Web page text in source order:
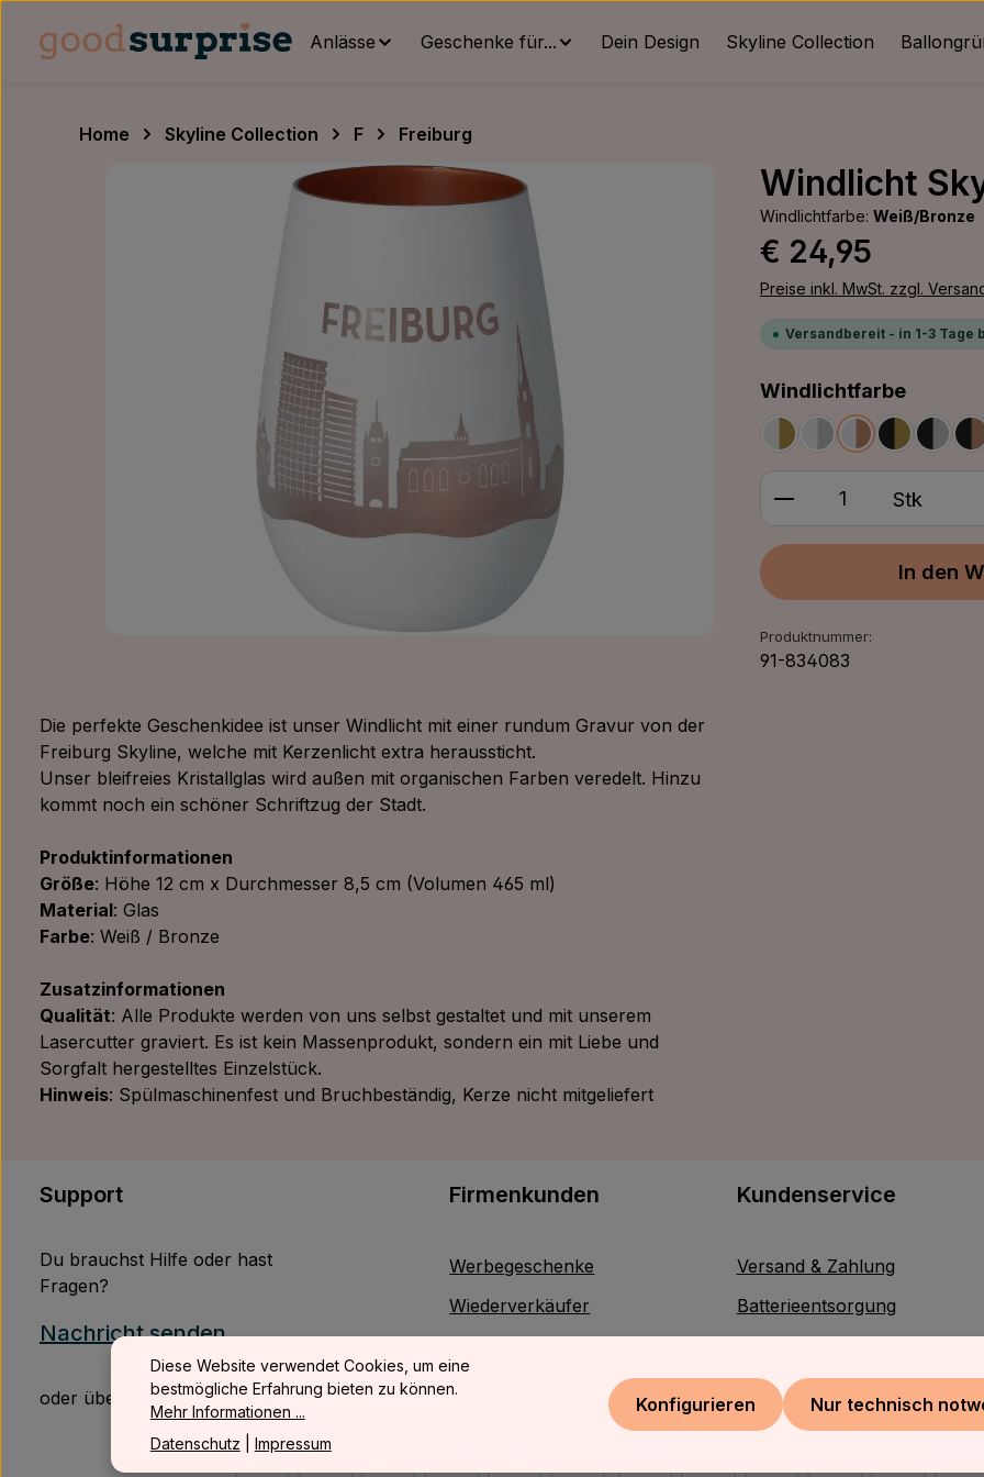
Hauptinhalt springen
Zur Hauptnavigation springen
Anlässe Geschenke für... Dein Design Skyline Collection
Home Skyline Collection F
Freiburg
Windlicht
Windlichtfarbe: Weiß/Bronze
Regulärer Preis:
€ 24,95
Preise inkl. MwSt. zzgl.
Versandbereit - in 1-3 Tage
Windlichtfarbe
Weiß/Gold
Weiß/Silber
Weiß/Bronze
Schwarz/
Produkt Anzahl:
Stk
In den
Produktnummer:
91-834083
Die perfekte Geschenkidee ist unser Windlicht mit einer rundum Gravur von der
Freiburg Skyline, welche mit Kerzenlicht extra heraussticht.
Unser bleifreies Kristallglas wird außen mit organischen Farben veredelt. Hinzu
kommt noch ein schöner Schriftzug der Stadt.
Produktinformationen
Größe: Höhe 12 cm x Durchmesser 8,5 cm (Volumen 465 ml)
Material: Glas
Farbe: Weiß / Bronze
Zusatzinformationen
Qualität: Alle Produkte werden von uns selbst gestaltet und mit unserem
Lasercutter graviert. Es ist kein Massenprodukt, sondern ein mit Liebe und
Sorgfalt hergestelltes Einzelstück.
Hinweis: Spülmaschinenfest und Bruchbeständig, Kerze nicht mitgeliefert
Support
Du brauchst Hilfe oder hast
Fragen?
Nachricht senden
oder über unserKontaktformular.
Firmenkunden
Werbegeschenke
Wiederverkäufer
Kundenservice
Versand & Zahlung
Batterieentsorgung
Diese Website verwendet Cookies, um eine
bestmögliche Erfahrung bieten zu können.
Mehr Informationen ...
Datenschutz
Impressum
Nur technisch
Konfigurieren